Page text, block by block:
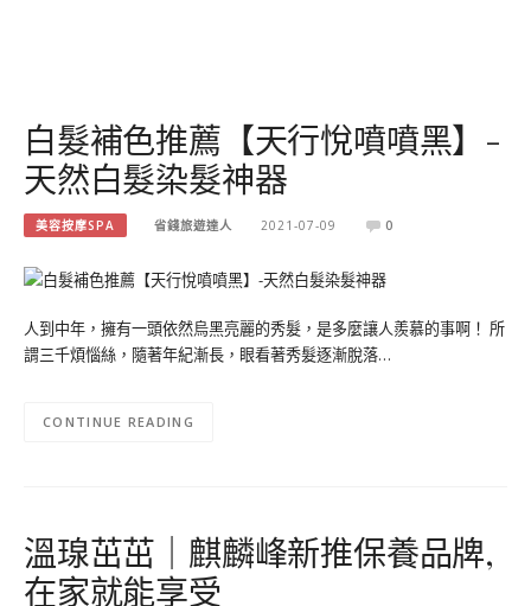
白髮補色推薦【天行悅噴噴黑】-
天然白髮染髮神器
美容按摩SPA 省錢旅遊達人 2021-07-09 0
人到中年，擁有一頭依然烏黑亮麗的秀髮，是多麼讓人羨慕的事啊！ 所
謂三千煩惱絲，隨著年紀漸長，眼看著秀髮逐漸脫落…
CONTINUE READING
溫瑔茁茁｜麒麟峰新推保養品牌,
在家就能享受